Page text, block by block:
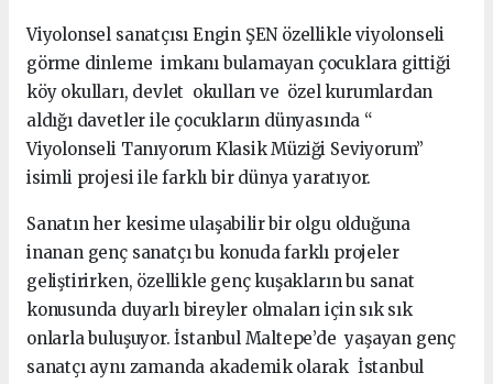
Viyolonsel sanatçısı Engin ŞEN özellikle viyolonseli
görme dinleme imkanı bulamayan çocuklara gittiği
köy okulları, devlet okulları ve özel kurumlardan
aldığı davetler ile çocukların dünyasında “
Viyolonseli Tanıyorum Klasik Müziği Seviyorum”
isimli projesi ile farklı bir dünya yaratıyor.
Sanatın her kesime ulaşabilir bir olgu olduğuna
inanan genç sanatçı bu konuda farklı projeler
geliştirirken, özellikle genç kuşakların bu sanat
konusunda duyarlı bireyler olmaları için sık sık
onlarla buluşuyor. İstanbul Maltepe’de yaşayan genç
sanatçı aynı zamanda akademik olarak İstanbul